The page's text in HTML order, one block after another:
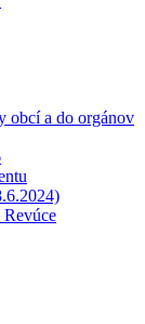
obcí a do orgánov